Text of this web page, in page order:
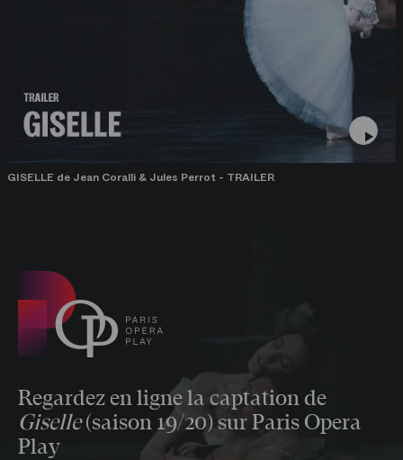
GISELLE de Jean Coralli & Jules Perrot - TRAILER
Regardez en ligne la captation de
Giselle(saison 19/20) sur Paris Opera
Play